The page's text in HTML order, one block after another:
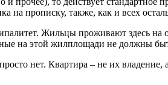
на прописку, также, как и всех
Жильцы проживают здесь на
на этой жилплощади не должны
нет. Квартира – не их